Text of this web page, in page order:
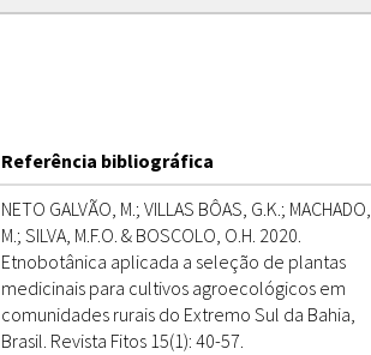
Referência bibliográfica
NETO GALVÃO, M.; VILLAS BÔAS, G.K.; MACHADO,
M.; SILVA, M.F.O. & BOSCOLO, O.H. 2020.
Etnobotânica aplicada a seleção de plantas
medicinais para cultivos agroecológicos em
comunidades rurais do Extremo Sul da Bahia,
Brasil. Revista Fitos 15(1): 40-57.